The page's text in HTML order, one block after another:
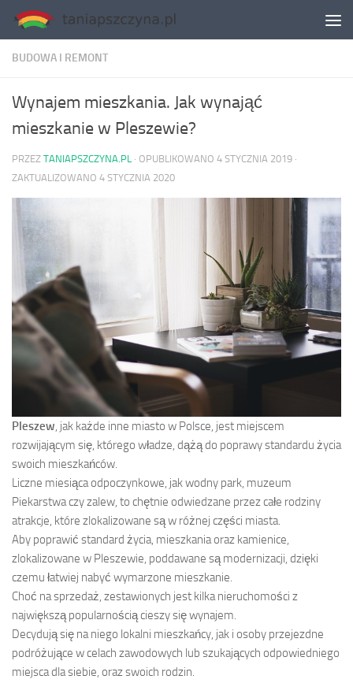
Skip to content
BUDOWA I REMONT
Wynajem mieszkania. Jak wynająć
mieszkanie w Pleszewie?
PRZEZ TANIAPSZCZYNA.PL · OPUBLIKOWANO 4 STYCZNIA 2019 ·
ZAKTUALIZOWANO 4 STYCZNIA 2020
Pleszew, jak każde inne miasto w Polsce, jest miejscem
rozwijającym się, którego władze, dążą do poprawy standardu życia
swoich mieszkańców.
Liczne miesiąca odpoczynkowe, jak wodny park, muzeum
Piekarstwa czy zalew, to chętnie odwiedzane przez całe rodziny
atrakcje, które zlokalizowane są w różnej części miasta.
Aby poprawić standard życia, mieszkania oraz kamienice,
zlokalizowane w Pleszewie, poddawane są modernizacji, dzięki
czemu łatwiej nabyć wymarzone mieszkanie.
Choć na sprzedaż, zestawionych jest kilka nieruchomości z
największą popularnością cieszy się wynajem.
Decydują się na niego lokalni mieszkańcy, jak i osoby przejezdne
podróżujące w celach zawodowych lub szukających odpowiedniego
miejsca dla siebie, oraz swoich rodzin.